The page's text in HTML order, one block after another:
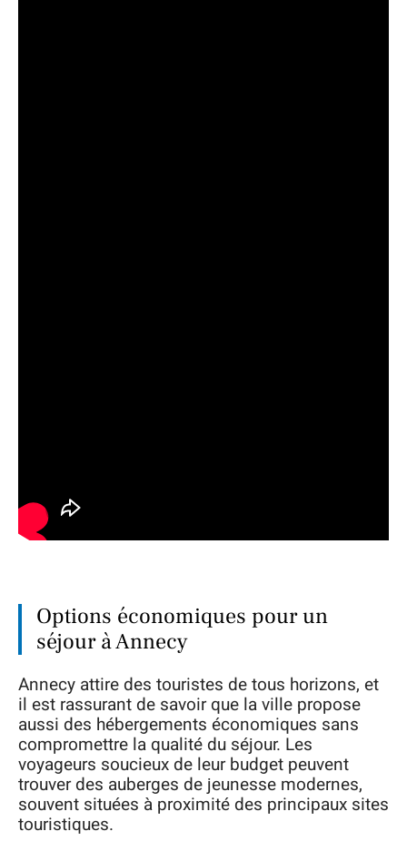
Options économiques pour un
séjour à Annecy
Annecy attire des touristes de tous horizons, et
il est rassurant de savoir que la ville propose
aussi des hébergements économiques sans
compromettre la qualité du séjour. Les
voyageurs soucieux de leur budget peuvent
trouver des auberges de jeunesse modernes,
souvent situées à proximité des principaux sites
touristiques.